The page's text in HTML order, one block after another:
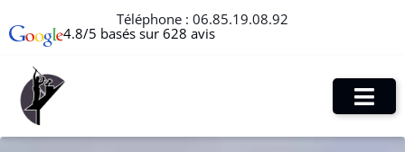
Téléphone : 06.85.19.08.92
4.8/5 basés sur 628 avis